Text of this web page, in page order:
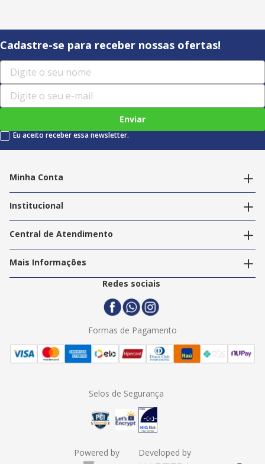
Cadastre-se para receber nossas ofertas!
Enviar
Eu aceito receber essa newsletter.
Minha Conta
Editar endereços
Institucional
Nossas Lojas
Trabalhe Conosco
Central de Atendimento
Política de Privacidade
Termos e Condições
Politica de Entrega
Mais Informações
2ª Via Nota Fiscal
Redes sociais
Formas de Pagamento
Selos de Segurança
Powered by Developed by